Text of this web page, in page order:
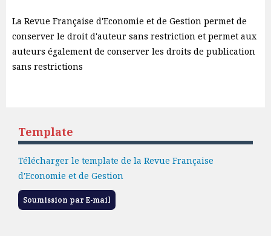
La Revue Française d'Economie et de Gestion permet de
conserver le droit d'auteur sans restriction et permet aux
auteurs également de conserver les droits de publication
sans restrictions
Template
Télécharger le template de la Revue Française
d'Economie et de Gestion
Soumission par E-mail